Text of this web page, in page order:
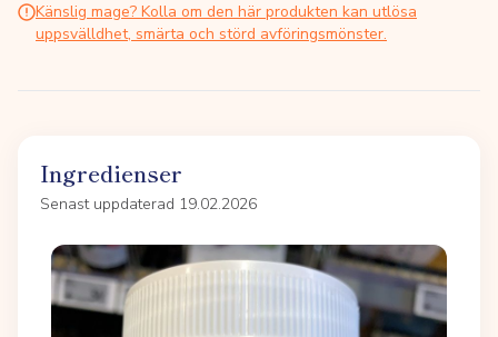
Känslig mage? Kolla om den här produkten kan utlösa
uppsvälldhet, smärta och störd avföringsmönster.
Ingredienser
Senast uppdaterad 19.02.2026